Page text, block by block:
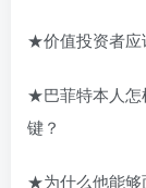
★价值投资者应
★巴菲特本人怎
键？
★为什么他能够